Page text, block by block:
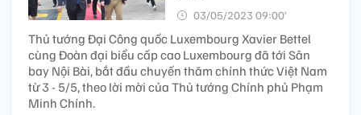
03/05/2023 09:00’
Thủ tướng Đại Công quốc Luxembourg Xavier Bettel
cùng Đoàn đại biểu cấp cao Luxembourg đã tới Sân
bay Nội Bài, bắt đầu chuyến thăm chính thức Việt Nam
từ 3 - 5/5, theo lời mời của Thủ tướng Chính phủ Phạm
Minh Chính.